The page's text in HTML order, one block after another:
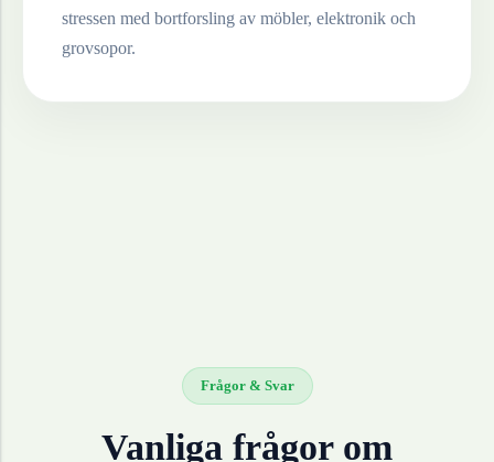
stressen med bortforsling av möbler, elektronik och
grovsopor.
Frågor & Svar
Vanliga frågor om